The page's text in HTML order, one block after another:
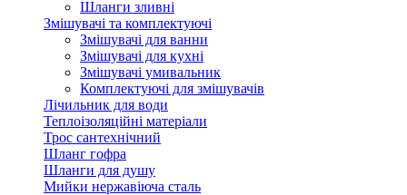
Шланги зливні
Змішувачі та комплектуючі
Змішувачі для ванни
Змішувачі для кухні
Змішувачі умивальник
Комплектуючі для змішувачів
Лічильник для води
Теплоізоляційні матеріали
Трос сантехнічний
Шланг гофра
Шланги для душу
Мийки нержавіюча сталь